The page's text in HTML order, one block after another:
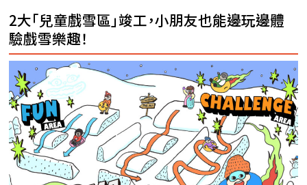
2大「兒童戲雪區」竣工，小朋友也能邊玩邊體
驗戲雪樂趣！